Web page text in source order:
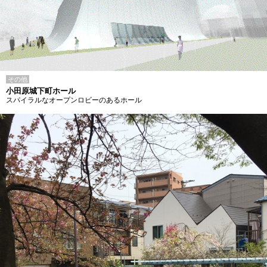
その他
小田原城下町ホール
スパイラルなオープンロビーのあるホール